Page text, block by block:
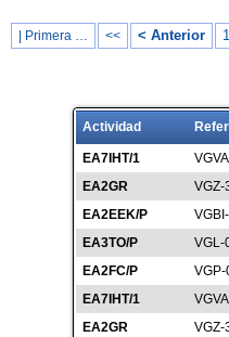
| Primera … << < Anterior
Actividad
EA7IHT/1
EA2GR
VGZ-
EA2EEK/P
EA3TO/P
VGL-
EA2FC/P
EA7IHT/1
EA2GR
VGZ-